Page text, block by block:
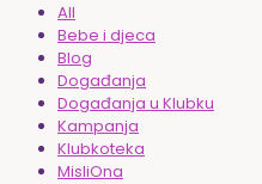
All
Bebe i djeca
Blog
Događanja
Događanja u Klubku
Kampanja
Klubkoteka
MisliOna